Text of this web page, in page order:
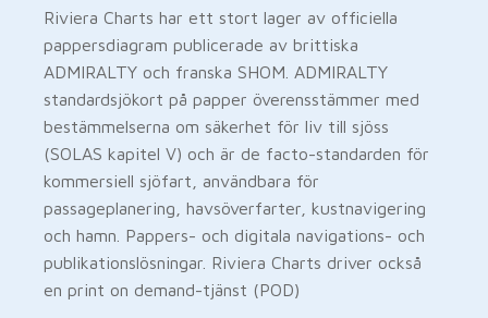
Riviera Charts har ett stort lager av officiella
pappersdiagram publicerade av brittiska
ADMIRALTY och franska SHOM. ADMIRALTY
standardsjökort på papper överensstämmer med
bestämmelserna om säkerhet för liv till sjöss
(SOLAS kapitel V) och är de facto-standarden för
kommersiell sjöfart, användbara för
passageplanering, havsöverfarter, kustnavigering
och hamn. Pappers- och digitala navigations- och
publikationslösningar. Riviera Charts driver också
en print on demand-tjänst (POD)